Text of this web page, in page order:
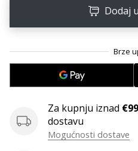
ambasadorom
našeg
odbojku
Obožavaš
odbojku
Dodaj
Za kupnju iznad
dostavu
Mogućnosti dostave